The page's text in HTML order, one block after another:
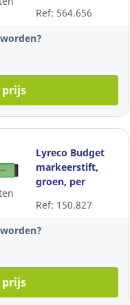
blauw
Ref: 564.656
prijs
Lyreco Budget
markeerstift,
groen, per
Ref: 150.827
prijs